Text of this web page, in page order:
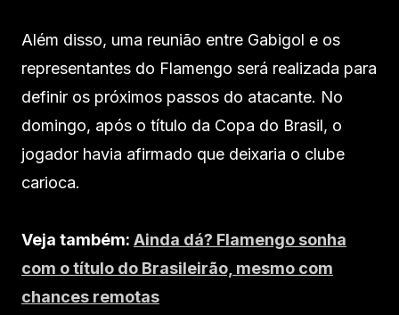
Além disso, uma reunião entre Gabigol e os
representantes do Flamengo será realizada para
definir os próximos passos do atacante. No
domingo, após o título da Copa do Brasil, o
jogador havia afirmado que deixaria o clube
carioca.
Veja também: Ainda dá? Flamengo sonha
com o título do Brasileirão, mesmo com
chances remotas